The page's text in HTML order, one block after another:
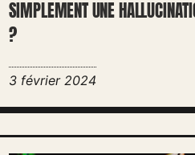
SIMPLEMENT UNE
?
3 février 2024